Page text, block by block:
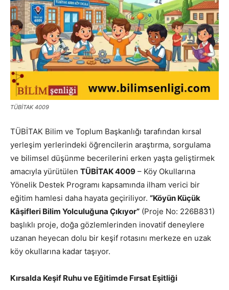
TÜBİTAK 4009
TÜBİTAK Bilim ve Toplum Başkanlığı tarafından kırsal
yerleşim yerlerindeki öğrencilerin araştırma, sorgulama
ve bilimsel düşünme becerilerini erken yaşta geliştirmek
amacıyla yürütülen TÜBİTAK 4009 – Köy Okullarına
Yönelik Destek Programı kapsamında ilham verici bir
eğitim hamlesi daha hayata geçiriliyor. “Köyün Küçük
Kâşifleri Bilim Yolculuğuna Çıkıyor” (Proje No: 226B831)
başlıklı proje, doğa gözlemlerinden inovatif deneylere
uzanan heyecan dolu bir keşif rotasını merkeze en uzak
köy okullarına kadar taşıyor.
Kırsalda Keşif Ruhu ve Eğitimde Fırsat Eşitliği